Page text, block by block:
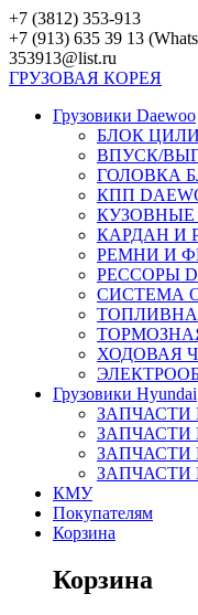
Перейти
к
контенту
+7 (3812) 353-913
+7 (913) 635 39 13
353913@list.ru
ГРУЗОВАЯ КОРЕЯ
Грузовики Daewoo
БЛОК
ВПУСК/
ГОЛОВКА
КПП
КУЗОВНЫЕ
КАРДАН И
РЕМНИ И
РЕССОРЫ
СИСТЕМА
ХОДОВАЯ
Грузовики Hyundai
ЗАПЧАСТИ
ЗАПЧАСТИ
ЗАПЧАСТИ
ЗАПЧАСТИ
КМУ
Покупателям
Корзина
Корзина